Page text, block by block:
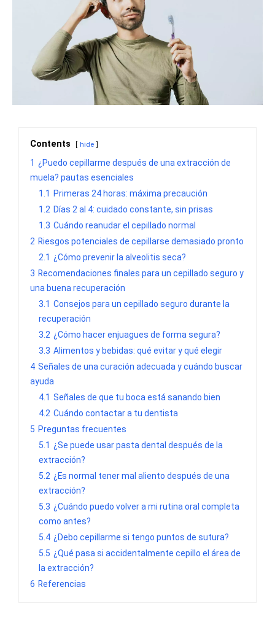
Contents hide
1 ¿Puedo cepillarme después de una extracción de
muela? pautas esenciales
1.1
Primeras 24 horas: máxima precaución
1.2 Días 2 al 4: cuidado constante, sin prisas
1.3 Cuándo reanudar el cepillado normal
2 Riesgos potenciales de cepillarse demasiado pronto
2.1 ¿Cómo prevenir la alveolitis seca?
3 Recomendaciones finales para un cepillado seguro y
una buena recuperación
3.1 Consejos para un cepillado seguro durante la
recuperación
3.2 ¿Cómo hacer enjuagues de forma segura?
3.3 Alimentos y bebidas: qué evitar y qué elegir
4 Señales de una curación adecuada y cuándo buscar
ayuda
4.1 Señales de que tu boca está sanando bien
4.2 Cuándo contactar a tu dentista
5 Preguntas frecuentes
5.1 ¿Se puede usar pasta dental después de la
extracción?
5.2 ¿Es normal tener mal aliento después de una
extracción?
5.3 ¿Cuándo puedo volver a mi rutina oral completa
como antes?
5.4 ¿Debo cepillarme si tengo puntos de sutura?
5.5 ¿Qué pasa si accidentalmente cepillo el área de
la extracción?
6 Referencias